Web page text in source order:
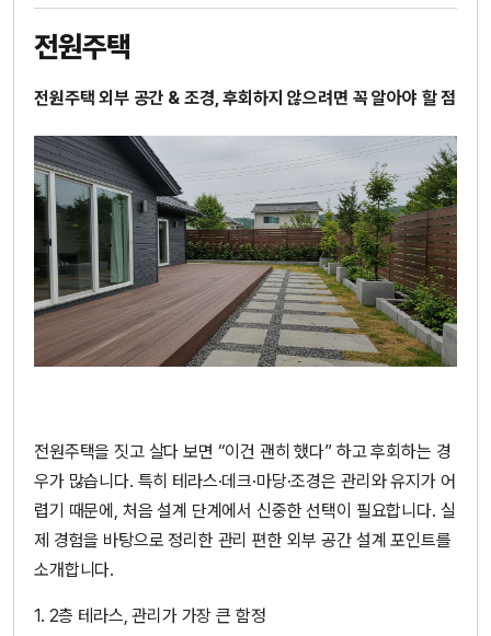
전원주택
전원주택 외부 공간 & 조경, 후회하지 않으려면 꼭 알아야 할 점
전원주택을 짓고 살다 보면 “이건 괜히 했다” 하고 후회하는 경
우가 많습니다. 특히 테라스·데크·마당·조경은 관리와 유지가 어
렵기 때문에, 처음 설계 단계에서 신중한 선택이 필요합니다. 실
제 경험을 바탕으로 정리한 관리 편한 외부 공간 설계 포인트를
소개합니다.
1. 2층 테라스, 관리가 가장 큰 함정